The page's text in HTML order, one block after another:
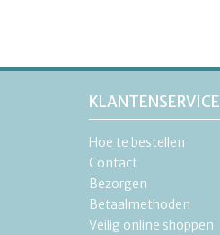
KLANTENSERVICE
Hoe te bestellen
Contact
Bezorgen
Betaalmethoden
Veilig online shoppen